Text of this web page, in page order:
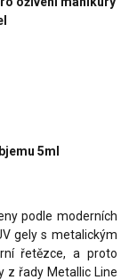
5ml
podle moderních
gely s metalickým
řetězce, a proto
z řady Metallic Line